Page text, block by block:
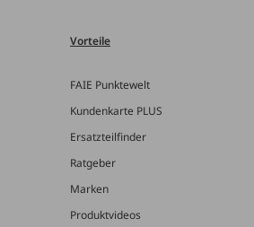
Vorteile
FAIE Punktewelt
Kundenkarte PLUS
Ersatzteilfinder
Ratgeber
Marken
Produktvideos